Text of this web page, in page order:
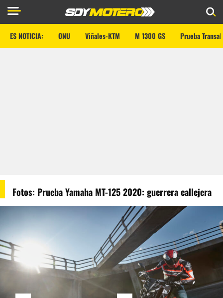
ES NOTICIA: ONU Viñales-KTM M 1300 GS Prueba
Fotos: Prueba Yamaha MT-125 2020: guerrera callejera